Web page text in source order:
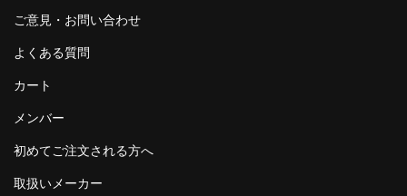
ご意見・お問い合わせ
よくある質問
カート
メンバー
初めてご注文される方へ
取扱いメーカー